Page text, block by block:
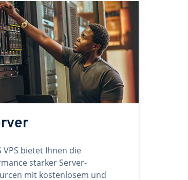
VPS bietet Ihnen die
starker Server-
mit kostenlosem und